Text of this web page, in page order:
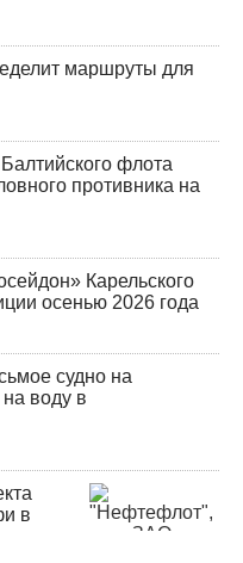
маршруты для
флота
противника на
Карельского
осенью 2026 года
судно на
воду в
в